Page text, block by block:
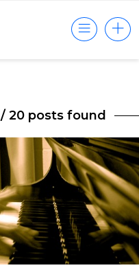
/ 20 posts found